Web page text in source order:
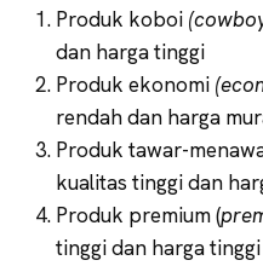
Produk koboi
dan harga tinggi
Produk ekonomi
rendah dan harga
Produk tawar-
kualitas tinggi dan
Produk premium (
tinggi dan harga tinggi